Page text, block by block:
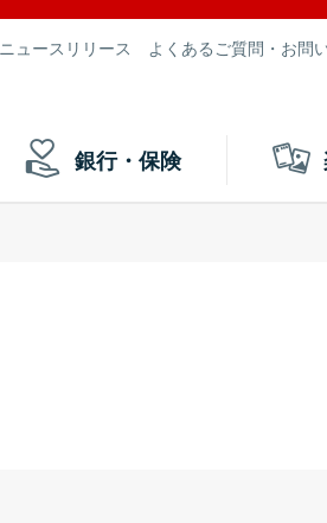
ニュースリリース よくあるご質問・お問
銀行・保険